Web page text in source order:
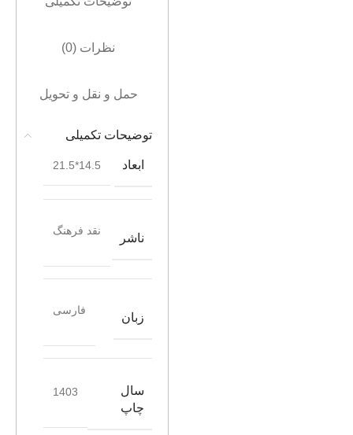
نظرات (0)
حمل و نقل و تحویل
توضیحات تکمیلی
ابعاد 14.5*21.5
ناشر
نقد فرهنگ
زبان
فارسی
سال
چاپ
1403